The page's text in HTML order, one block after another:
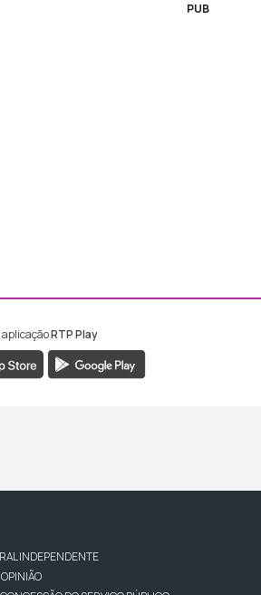
PUB
Madeira
RTP Play
INDEPENDENTE